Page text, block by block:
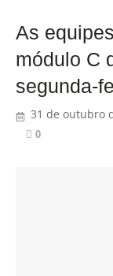
As
módulo C
segunda-
31 de outubro
0